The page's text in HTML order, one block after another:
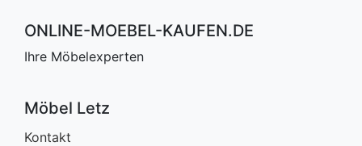
ONLINE-MOEBEL-KAUFEN.DE
Ihre Möbelexperten
Möbel Letz
Kontakt